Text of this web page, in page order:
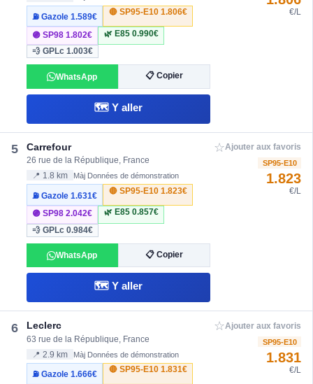
⛽ Gazole1.589€
🔴 SP95-E10 1.806€
🟣 SP981.802€ 🌿 E85 0.990€
💨 GPLc1.003€
WhatsApp 📋 Copier
🗺️ Y aller
€/L
5 Carrefour
26 rue de la République, France
📍 1.8 km Màj Données de démonstration
⛽ Gazole1.631€
🔴 SP95-E10 1.823€
🟣 SP982.042€ 🌿 E85 0.857€
💨 GPLc0.984€
WhatsApp 📋 Copier
🗺️ Y aller
☆Ajouter aux favoris
SP95-E10
1.823
€/L
6 Leclerc
63 rue de la République, France
📍 2.9 km Màj Données de démonstration
⛽ Gazole1.666€
🔴 SP95-E10 1.831€
☆Ajouter aux favoris
SP95-E10
1.831
€/L